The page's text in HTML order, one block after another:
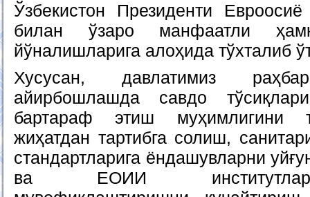
Ўзбекистон Президенти
билан ўзаро манфаатли
йўналишларига алоҳида тўхталиб
Хусусан, давлатимиз
айирбошлашда савдо
бартараф этиш муҳимлигини
жиҳатдан тартибга солиш,
стандартларига ёндашувларни
ва ЕОИИ